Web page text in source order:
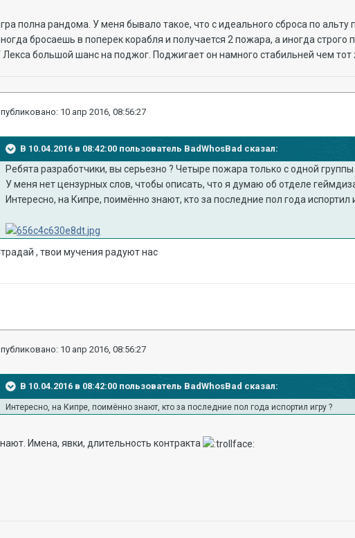
полна рандома. У меня бывало такое, что с идеального сброса по
бросаешь в поперек корабля и получается 2 пожара, а иногда строго
Лекса большой шанс на поджог. Поджигает он намного стабильней чем тот
10 апр 2016, 08:56:27
В 10.04.2016 в 08:42:00 пользователь BadWhosBad сказал:
Ребята разработчики, вы серьезно ? Четыре пожара только с одной группы
У меня нет цензурных слов, чтобы описать, что я думаю об отделе
Интересно, на Кипре, поимённо знают, кто за последние пол года испортил
, твои мучения радуют нас
10 апр 2016, 08:56:27
В 10.04.2016 в 08:42:00 пользователь BadWhosBad сказал:
Интересно, на Кипре, поимённо знают, кто за последние пол года испортил игру ?
Имена, явки, длительность контракта